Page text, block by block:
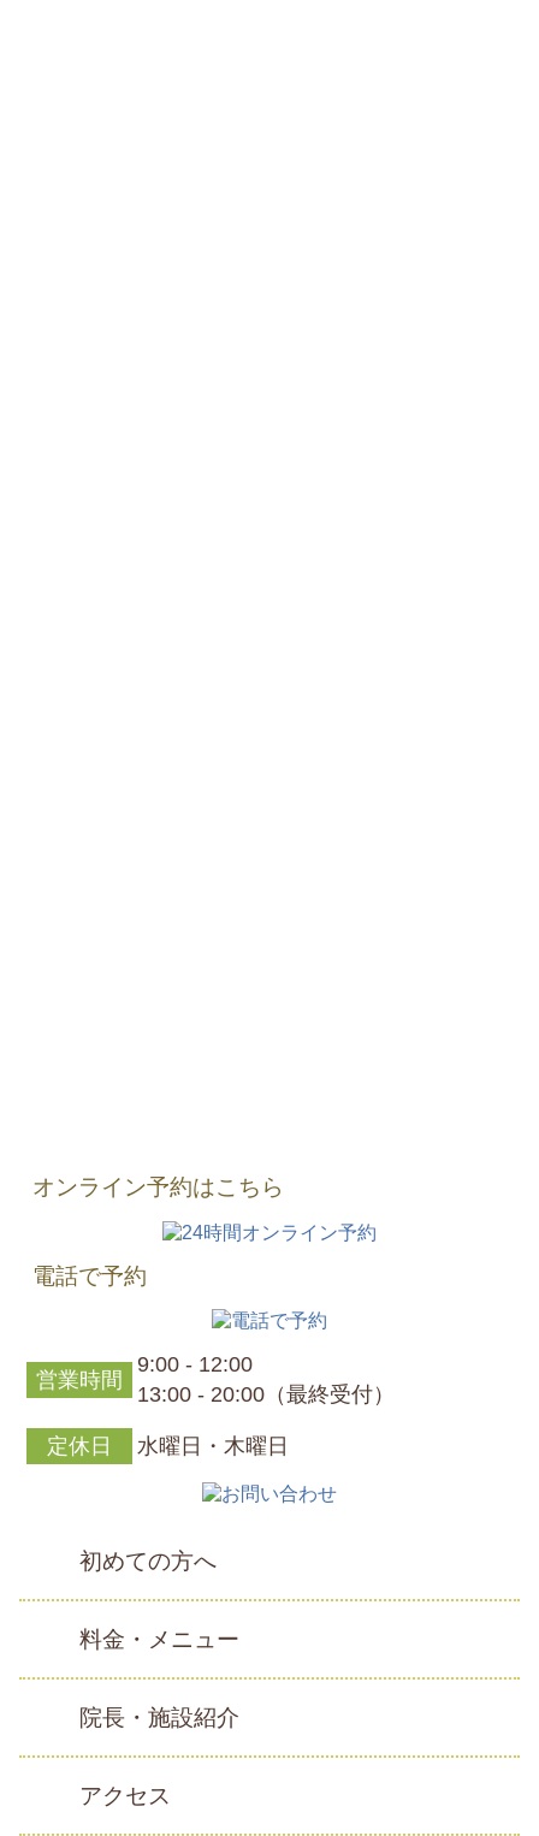
オンライン予約はこちら
電話で予約
営業時間
9:00 - 12:00
13:00 - 20:00（最終受付）
定休日 水曜日・木曜日
初めての方へ
料金・メニュー
院長・施設紹介
アクセス